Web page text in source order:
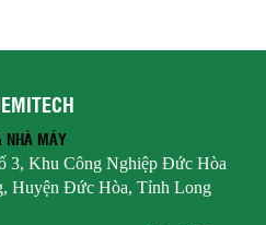
NHÀ MÁY
3, Khu Công Nghiệp Đức Hòa
Huyện Đức Hòa, Tỉnh Long